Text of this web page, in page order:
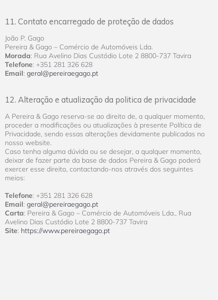
11. Contato encarregado de proteção de dados
João P. Gago
Pereira & Gago – Comércio de Automóveis Lda.
Morada: Rua Avelino Dias Custódio Lote 2 8800-737 Tavira
Telefone: +351 281 326 628
Email: geral@pereiraegago.pt
12. Alteração e atualização da politica de privacidade
A Pereira & Gago reserva-se ao direito de, a qualquer momento,
proceder a modificações ou atualizações à presente Política de
Privacidade, sendo essas alterações devidamente publicadas no
nosso website.
Caso tenha alguma dúvida ou se desejar, a qualquer momento,
deixar de fazer parte da base de dados Pereira & Gago poderá
exercer esse direito, contactando-nos através dos seguintes
meios:
Telefone: +351 281 326 628
Email: geral@pereiraegago.pt
Carta: Pereira & Gago – Comércio de Automóveis Lda., Rua
Avelino Dias Custódio Lote 2 8800-737 Tavira
Site: https://www.pereiraegago.pt